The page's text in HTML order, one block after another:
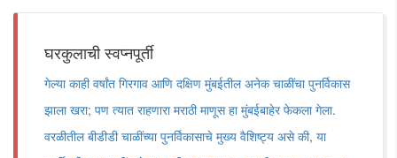
घरकुलाची स्वप्नपूर्ती
गेल्या काही वर्षांत गिरगाव आणि दक्षिण मुंबईतील अनेक चाळींचा पुनर्विकास
झाला खरा; पण त्यात राहणारा मराठी माणूस हा मुंबईबाहेर फेकला गेला.
वरळीतील बीडीडी चाळींच्या पुनर्विकासाचे मुख्य वैशिष्ट्य असे की, या